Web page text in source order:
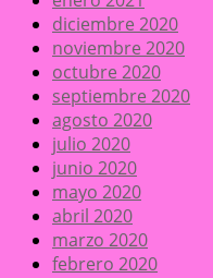
diciembre 2020
noviembre 2020
octubre 2020
septiembre 2020
agosto 2020
julio 2020
junio 2020
mayo 2020
abril 2020
marzo 2020
febrero 2020